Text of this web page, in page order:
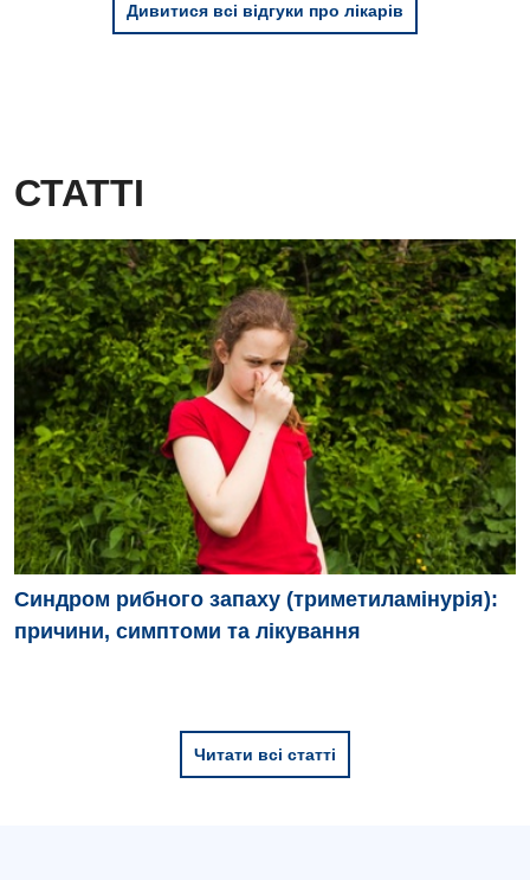
Дивитися всі відгуки про лікарів
СТАТТІ
Синдром рибного запаху (триметиламінурія):
причини, симптоми та лікування
Читати всі статті